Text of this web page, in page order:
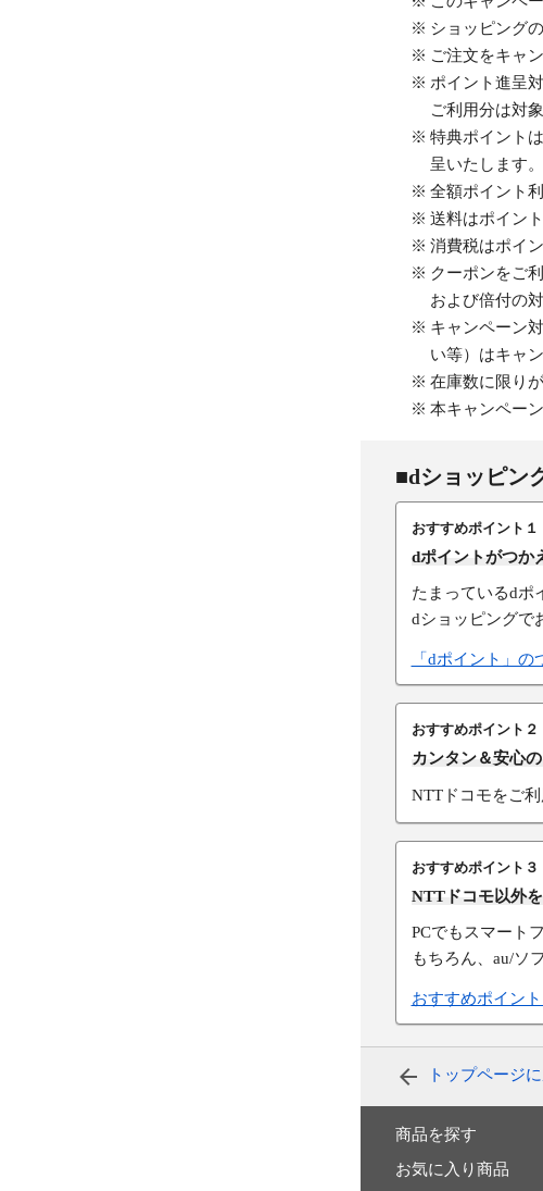
ショッピング
ご注文をキャ
ポイント進呈
ご利用分は対象
特典ポイント
呈いたします。
全額ポイント
送料はポイン
消費税はポイ
クーポンをご
および倍付の
キャンペーン
い等）はキャ
在庫数に限り
本キャンペー
■dショッピン
おすすめポイント１
dポイントがつか
たまっているdポ
dショッピングで
「dポイント」
おすすめポイント２
カンタン＆安心
NTTドコモをご
おすすめポイント３
NTTドコモ以外
PCでもスマート
もちろん、au/ソ
おすすめポイン
トップページ
商品を探す
お気に入り商品